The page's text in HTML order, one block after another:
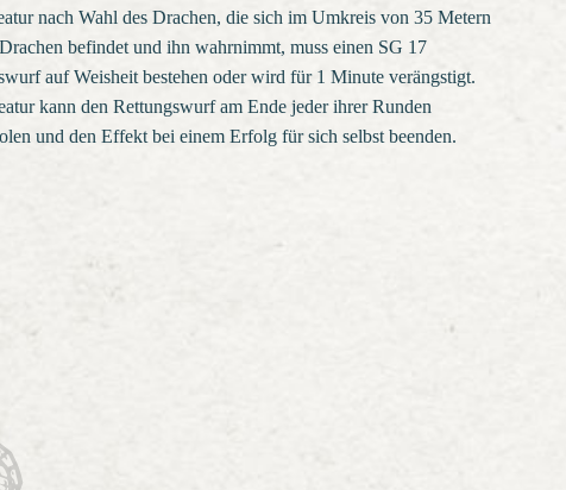
nach Wahl des Drachen, die sich im Umkreis von 35 Metern
befindet und ihn wahrnimmt, muss einen SG 17
auf Weisheit bestehen oder wird für 1 Minute verängstigt.
kann den Rettungswurf am Ende jeder ihrer Runden
und den Effekt bei einem Erfolg für sich selbst beenden.